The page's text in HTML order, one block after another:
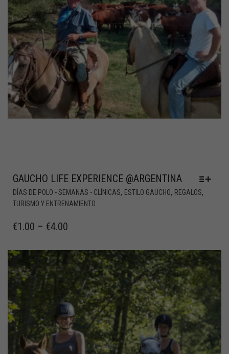
GAUCHO LIFE EXPERIENCE @ARGENTINA
DÍAS DE POLO - SEMANAS - CLÍNICAS, ESTILO GAUCHO, REGALOS,
TURISMO Y ENTRENAMIENTO
€1.00 – €4.00